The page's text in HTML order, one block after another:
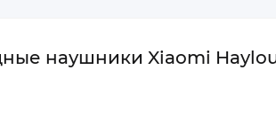
наушники Xiaomi Haylou